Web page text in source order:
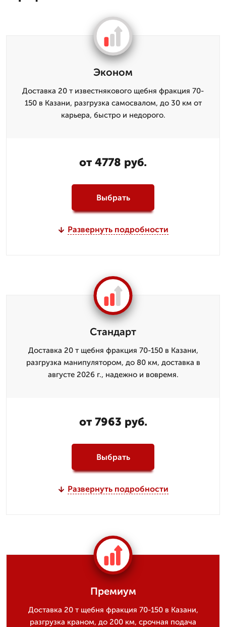
Эконом
Доставка 20 т известнякового щебня фракция 70-
150 в Казани, разгрузка самосвалом, до 30 км от
карьера, быстро и недорого.
от 4778 руб.
Выбрать
Развернуть подробности
Стандарт
Доставка 20 т щебня фракция 70-150 в Казани,
разгрузка манипулятором, до 80 км, доставка в
августе 2026 г., надежно и вовремя.
от 7963 руб.
Выбрать
Развернуть подробности
Премиум
Доставка 20 т щебня фракция 70-150 в Казани,
разгрузка краном, до 200 км, срочная подача